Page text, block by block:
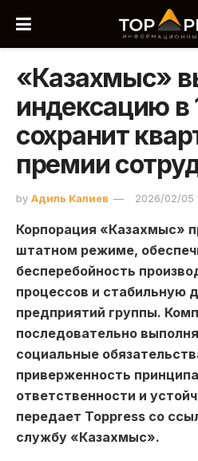
«Казахмыс»
индексацию в
сохранит
премии
by Адиль Калиев 2026/02/05
Корпорация «Казахмыс»
штатном режиме,
бесперебойность
процессов и стабильную
предприятий группы.
последовательно
социальные
приверженность
ответственности и
передает Toppress со
службу «Казахмыс».